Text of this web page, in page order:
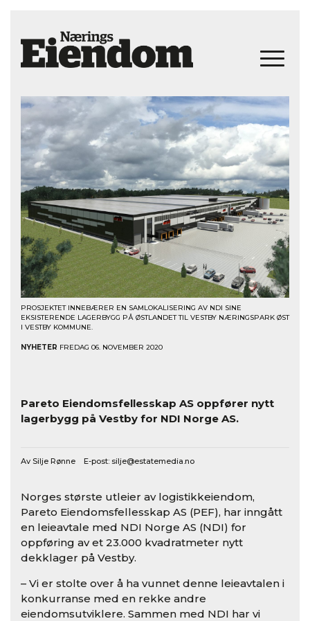
PROSJEKTET INNEBÆRER EN SAMLOKALISERING AV NDI SINE
EKSISTERENDE LAGERBYGG PÅ ØSTLANDET TIL VESTBY NÆRINGSPARK ØST
I VESTBY KOMMUNE.
NYHETER FREDAG 06. NOVEMBER 2020
Pareto Eiendomsfellesskap AS oppfører nytt
lagerbygg på Vestby for NDI Norge AS.
Av Silje Rønne E-post: silje@estatemedia.no
Norges største utleier av logistikkeiendom,
Pareto Eiendomsfellesskap AS (PEF), har inngått
en leieavtale med NDI Norge AS (NDI) for
oppføring av et 23.000 kvadratmeter nytt
dekklager på Vestby.
– Vi er stolte over å ha vunnet denne leieavtalen i
konkurranse med en rekke andre
eiendomsutviklere. Sammen med NDI har vi